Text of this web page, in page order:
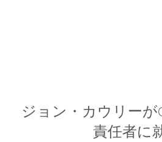
ジョン・カウリーが
責任者に